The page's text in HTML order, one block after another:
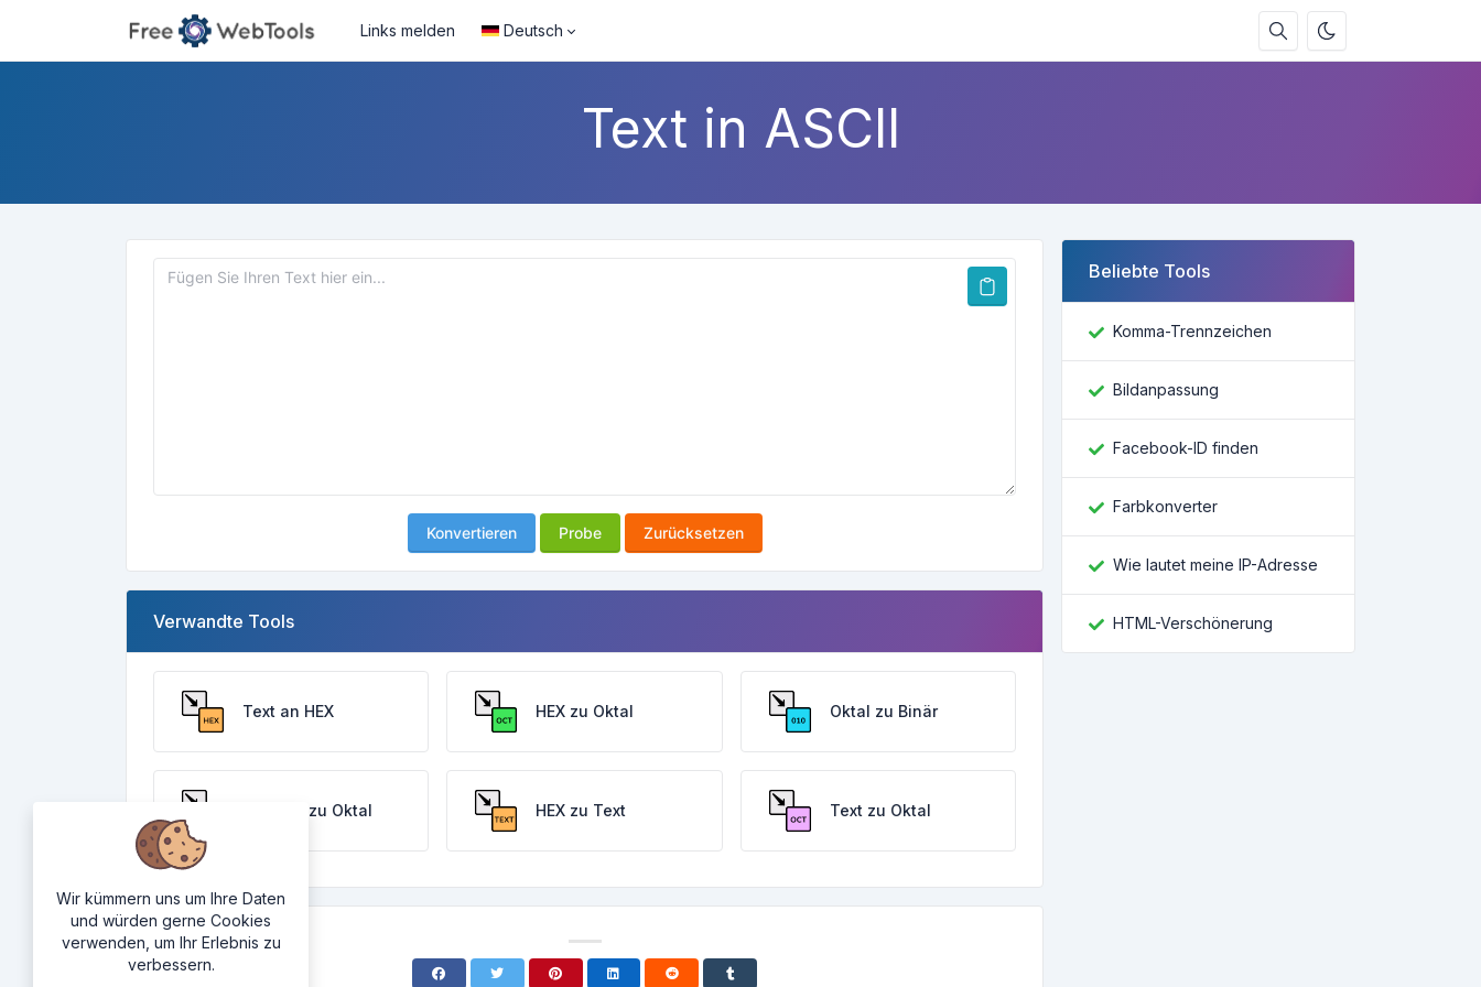
Links melden Deutsch
Text in ASCII
Konvertieren Probe Zurücksetzen
Verwandte Tools
Text an HEX HEX zu Oktal Oktal zu Binär
Dezimal zu Oktal HEX zu Text Text zu Oktal
Beliebte Tools
Komma-Trennzeichen
Bildanpassung
Facebook-ID finden
Farbkonverter
Wie lautet meine IP-Adresse
HTML-Verschönerung
Wir kümmern uns um Ihre Daten
und würden gerne Cookies
verwenden, um Ihr Erlebnis zu
verbessern.